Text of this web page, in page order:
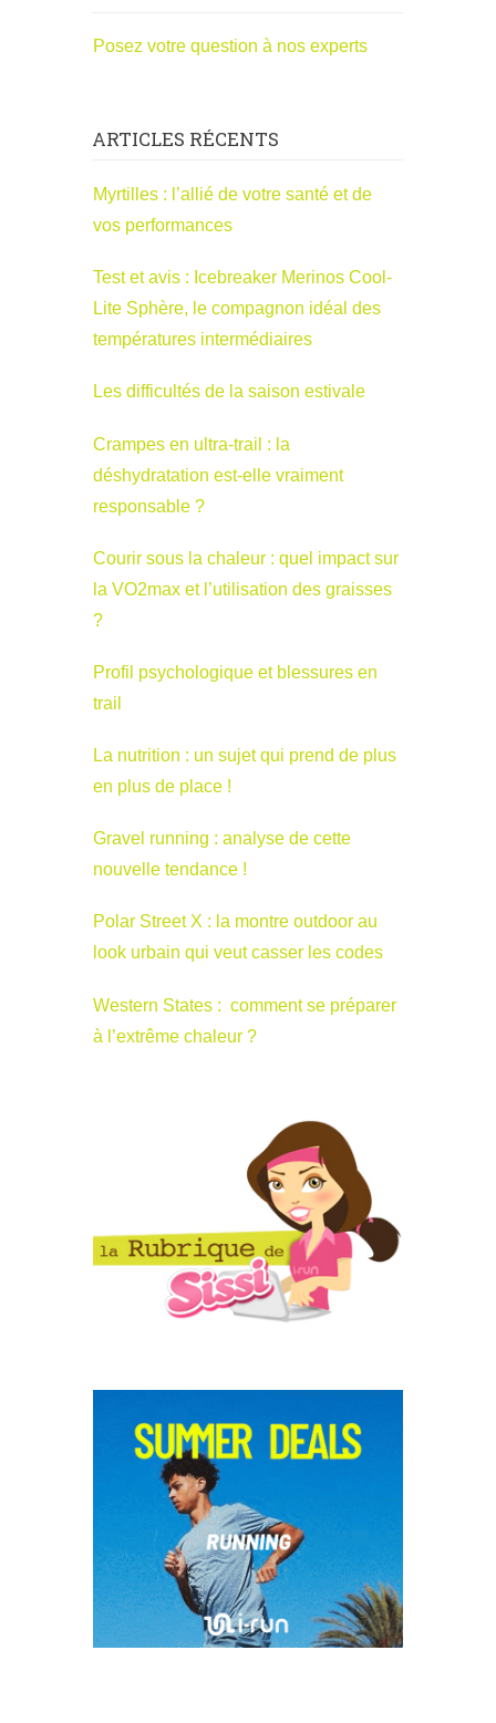
Posez votre question à nos experts
ARTICLES RÉCENTS
Myrtilles : l’allié de votre santé et de
vos performances
Test et avis : Icebreaker Merinos Cool-
Lite Sphère, le compagnon idéal des
températures intermédiaires
Les difficultés de la saison estivale
Crampes en ultra-trail : la
déshydratation est-elle vraiment
responsable ?
Courir sous la chaleur : quel impact sur
la VO2max et l’utilisation des graisses
?
Profil psychologique et blessures en
trail
La nutrition : un sujet qui prend de plus
en plus de place !
Gravel running : analyse de cette
nouvelle tendance !
Polar Street X : la montre outdoor au
look urbain qui veut casser les codes
Western States : comment se préparer
à l’extrême chaleur ?